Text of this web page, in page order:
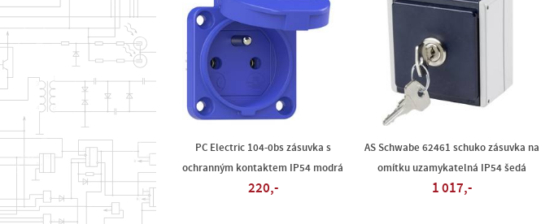
PC Electric 104-0bs zásuvka s
ochranným kontaktem IP54 modrá
220,-
AS Schwabe 62461 schuko zásuvka na
omítku uzamykatelná IP54 šedá
1 017,-